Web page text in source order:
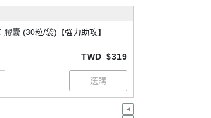
膠囊 (30粒/袋)【強力助攻】
TWD $319